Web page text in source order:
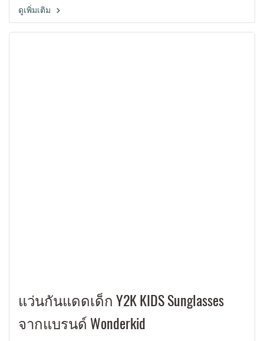
ดูเพิ่มเติม
แว่นกันแดดเด็ก Y2K KIDS Sunglasses
จากแบรนด์ Wonderkid